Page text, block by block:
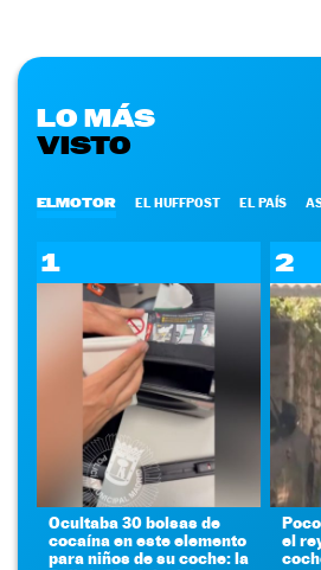
LO MÁS
VISTO
ELMOTOR EL HUFFPOST EL PAÍS
1
Ocultaba 30 bolsas de
cocaína en este elemento
para niños de su coche: la
2
el